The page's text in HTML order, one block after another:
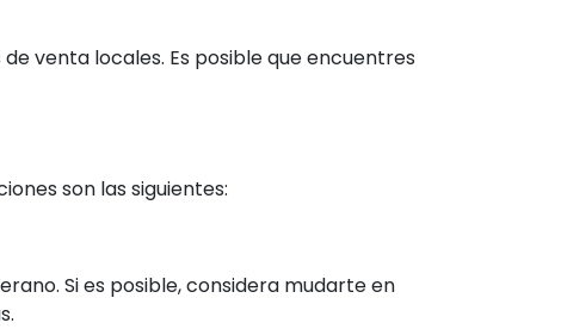
venta locales. Es posible que encuentres
son las siguientes:
Si es posible, considera mudarte en